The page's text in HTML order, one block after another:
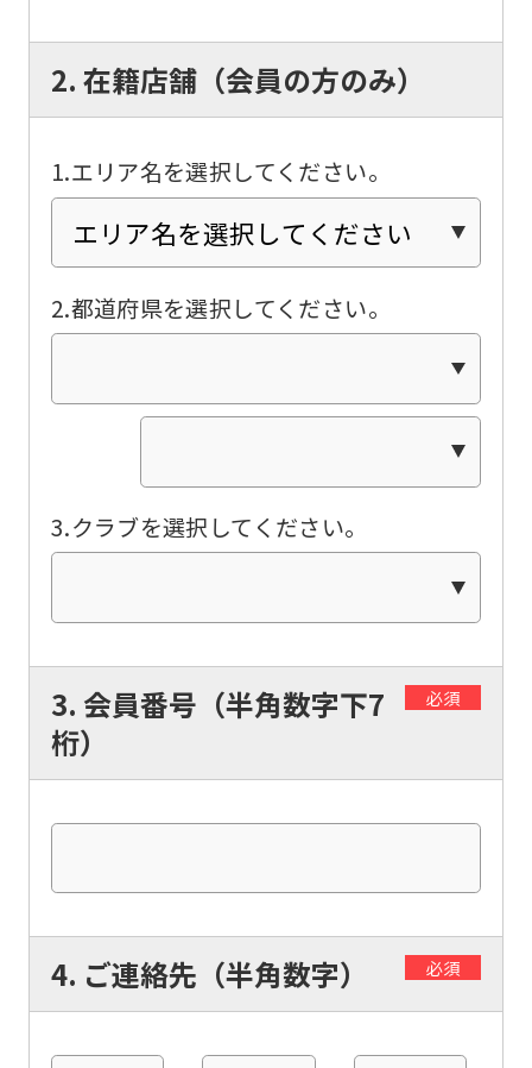
2. 在籍店舗（会員の方のみ）
1.エリア名を選択してください。
2.都道府県を選択してください。
3.クラブを選択してください。
3. 会員番号（半角数字下7
桁）
必須
4. ご連絡先（半角数字） 必須